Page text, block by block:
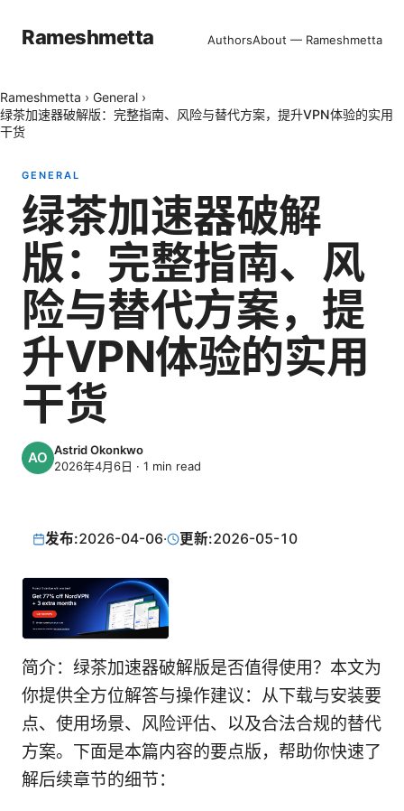
Rameshmetta AuthorsAbout — Rameshmetta
Rameshmetta › General ›
绿茶加速器破解版：完整指南、风险与替代方案，提升VPN体验的实用
干货
GENERAL
绿茶加速器破解
版：完整指南、风
险与替代方案，提
升VPN体验的实用
干货
Astrid Okonkwo
2026年4月6日 · 1 min read
发布:2026-04-06· 更新:2026-05-10
简介：绿茶加速器破解版是否值得使用？本文为
你提供全方位解答与操作建议：从下载与安装要
点、使用场景、风险评估、以及合法合规的替代
方案。下面是本篇内容的要点版，帮助你快速了
解后续章节的细节：